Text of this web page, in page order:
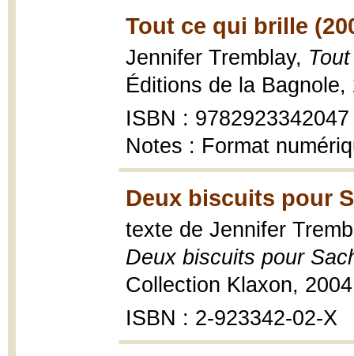
Tout ce qui brille
Jennifer Tremblay,
Éditions de la
ISBN : 9782923342047
Notes : Format
Deux biscuits pour
texte de Jennifer
Deux biscuits pour
Collection Klaxon,
ISBN : 2-923342-02-X